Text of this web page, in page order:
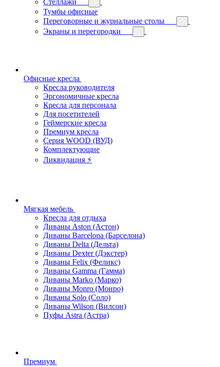
Стеллажи
Тумбы офисные
Переговорные и журнальные столы
Экраны и перегородки
Офисные кресла
Кресла руководителя
Эргономичные кресла
Кресла для персонала
Для посетителей
Геймерские кресла
Премиум кресла
Серия WOOD (ВУД)
Комплектующие
Ликвидация ⚡
Мягкая мебель
Кресла для отдыха
Диваны Aston (Астон)
Диваны Barcelona (Барселона)
Диваны Delta (Дельта)
Диваны Dexter (Дэкстер)
Диваны Felix (Феликс)
Диваны Gamma (Гамма)
Диваны Marko (Марко)
Диваны Monro (Монро)
Диваны Solo (Соло)
Диваны Wilson (Вилсон)
Пуфы Astra (Астра)
Премиум